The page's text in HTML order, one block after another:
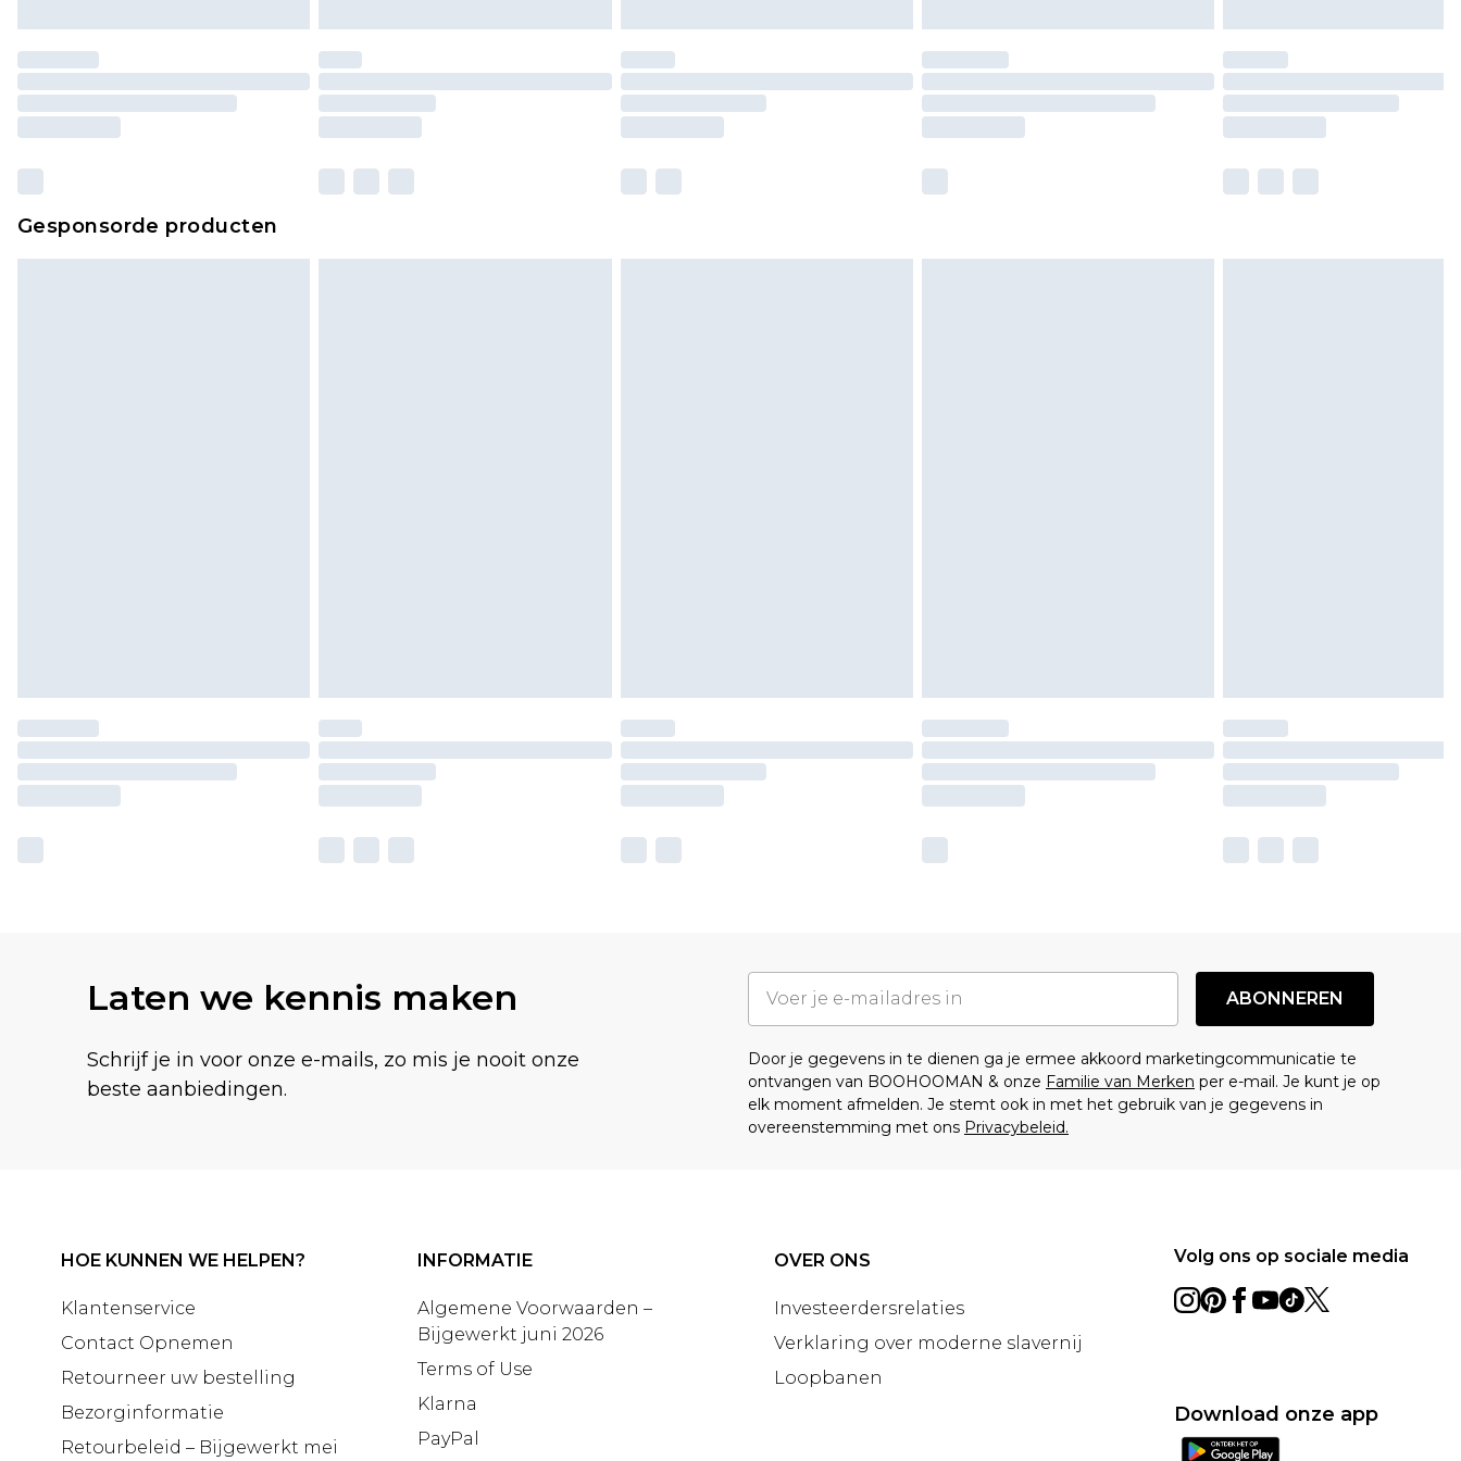
Gesponsorde producten
Laten we kennis maken
Schrijf je in voor onze e-mails, zo mis je nooit onze
beste aanbiedingen.
ABONNEREN
Door je gegevens in te dienen ga je ermee akkoord marketingcommunicatie te
ontvangen van BOOHOOMAN & onze Familie van Merken per e-mail. Je kunt je op
elk moment afmelden. Je stemt ook in met het gebruik van je gegevens in
overeenstemming met ons Privacybeleid.
HOE KUNNEN WE HELPEN?
Klantenservice
Contact Opnemen
Retourneer uw bestelling
Bezorginformatie
Retourbeleid – Bijgewerkt mei
INFORMATIE
Algemene Voorwaarden –
Bijgewerkt juni 2026
Terms of Use
Klarna
PayPal
OVER ONS
Investeerdersrelaties
Verklaring over moderne slavernij
Loopbanen
Volg ons op sociale media
Download onze app